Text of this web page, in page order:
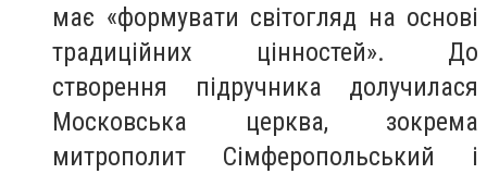
має «формувати світогляд на основі
традиційних цінностей». До
створення підручника долучилася
Московська церква, зокрема
митрополит Сімферопольський і